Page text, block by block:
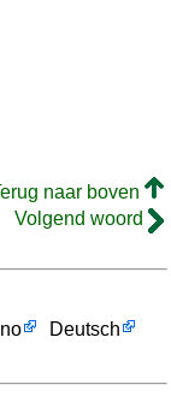
naar boven
Volgend woord
Deutsch